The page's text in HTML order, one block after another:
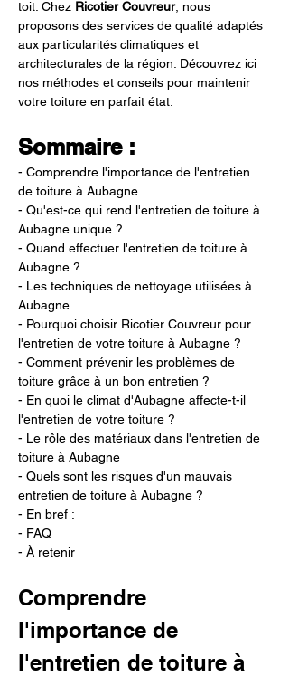
toit. Chez Ricotier Couvreur, nous
proposons des services de qualité adaptés
aux particularités climatiques et
architecturales de la région. Découvrez ici
nos méthodes et conseils pour maintenir
votre toiture en parfait état.
Sommaire :
- Comprendre l'importance de l'entretien
de toiture à Aubagne
- Qu'est-ce qui rend l'entretien de toiture à
Aubagne unique ?
- Quand effectuer l'entretien de toiture à
Aubagne ?
- Les techniques de nettoyage utilisées à
Aubagne
- Pourquoi choisir Ricotier Couvreur pour
l'entretien de votre toiture à Aubagne ?
- Comment prévenir les problèmes de
toiture grâce à un bon entretien ?
- En quoi le climat d'Aubagne affecte-t-il
l'entretien de votre toiture ?
- Le rôle des matériaux dans l'entretien de
toiture à Aubagne
- Quels sont les risques d'un mauvais
entretien de toiture à Aubagne ?
- En bref :
- FAQ
- À retenir
Comprendre
l'importance de
l'entretien de toiture à